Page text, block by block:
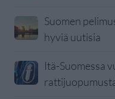
Suomen
hyviä uutisia
Itä-Suomessa